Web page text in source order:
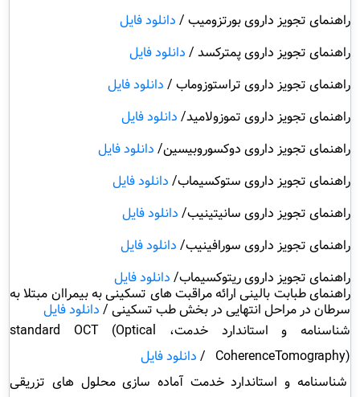
راهنمای تجویز داروی بورتزومیب / دانلود فایل
راهنمای تجویز داروی پمترکسد / دانلود فایل
راهنمای تجویز داروی تراستوزوماب / دانلود فایل
راهنمای تجویز داروی تموزولامید/ دانلود فایل
راهنمای تجویز داروی دوکسوروبیسین/ دانلود فایل
راهنمای تجویز داروی ستوکسیماب/ دانلود فایل
راهنمای تجویز داروی سانیتینیب/ دانلود فایل
راهنمای تجویز داروی سورافینیب/ دانلود فایل
راهنمای تجویز داروی ریتوکسیماب/ دانلود فایل
راهنمای طبابت بالینی ارائه مراقبت های تسکینی به بیمراان مبتلا به
سرطان در مراحل انتهایی در بخش طب تسکینی / دانلود فایل
شناسنامه و استاندارد خدمت، standard OCT (Optical
CoherenceTomography) /
دانلود فایل
شناسنامه و استاندارد خدمت آماده سازی محلول های تزریقی